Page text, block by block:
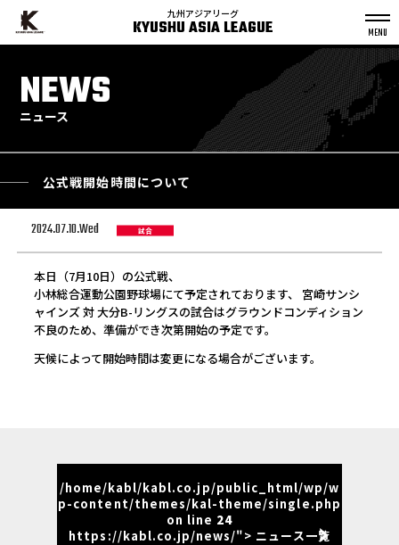
九州アジアリーグ
KYUSHU ASIA LEAGUE
NEWS
ニュース
公式戦開始時間について
2024.07.10.Wed 試合
本日（7月10日）の公式戦、
小林総合運動公園野球場にて予定されております、 宮崎サンシ
ャインズ 対 大分B-リングスの試合はグラウンドコンディション
不良のため、準備ができ次第開始の予定です。
天候によって開始時間は変更になる場合がございます。
/home/kabl/kabl.co.jp/public_html/wp/w
p-content/themes/kal-theme/single.php
on line 24
https://kabl.co.jp/news/"> ニュース一覧